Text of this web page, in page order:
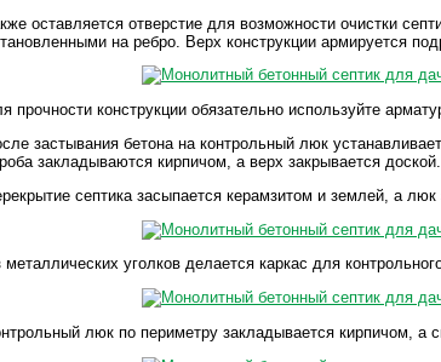
оставляется отверстие для возможности очистки
на ребро. Верх конструкции армируется
прочности конструкции обязательно используйте
застывания бетона на контрольный люк
закладываются кирпичом, а верх закрывается доской.
септика засыпается керамзитом и землей, а люк
металлических уголков делается каркас для
люк по периметру закладывается кирпичом, а